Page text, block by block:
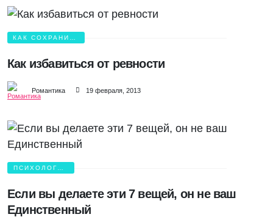
КАК СОХРАНИТЬ
Как избавиться от ревности
Романтика 19 февраля, 2013
ПСИХОЛОГИЯ
Если вы делаете эти 7 вещей, он не ваш
Единственный